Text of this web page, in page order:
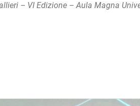
– VI Edizione – Aula Magna